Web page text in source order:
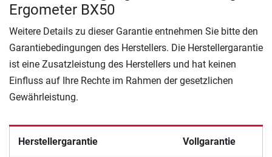
Ergometer BX50
Weitere Details zu dieser Garantie entnehmen Sie bitte den
Garantiebedingungen des Herstellers. Die Herstellergarantie
ist eine Zusatzleistung des Herstellers und hat keinen
Einfluss auf Ihre Rechte im Rahmen der gesetzlichen
Gewährleistung.
Herstellergarantie Vollgarantie